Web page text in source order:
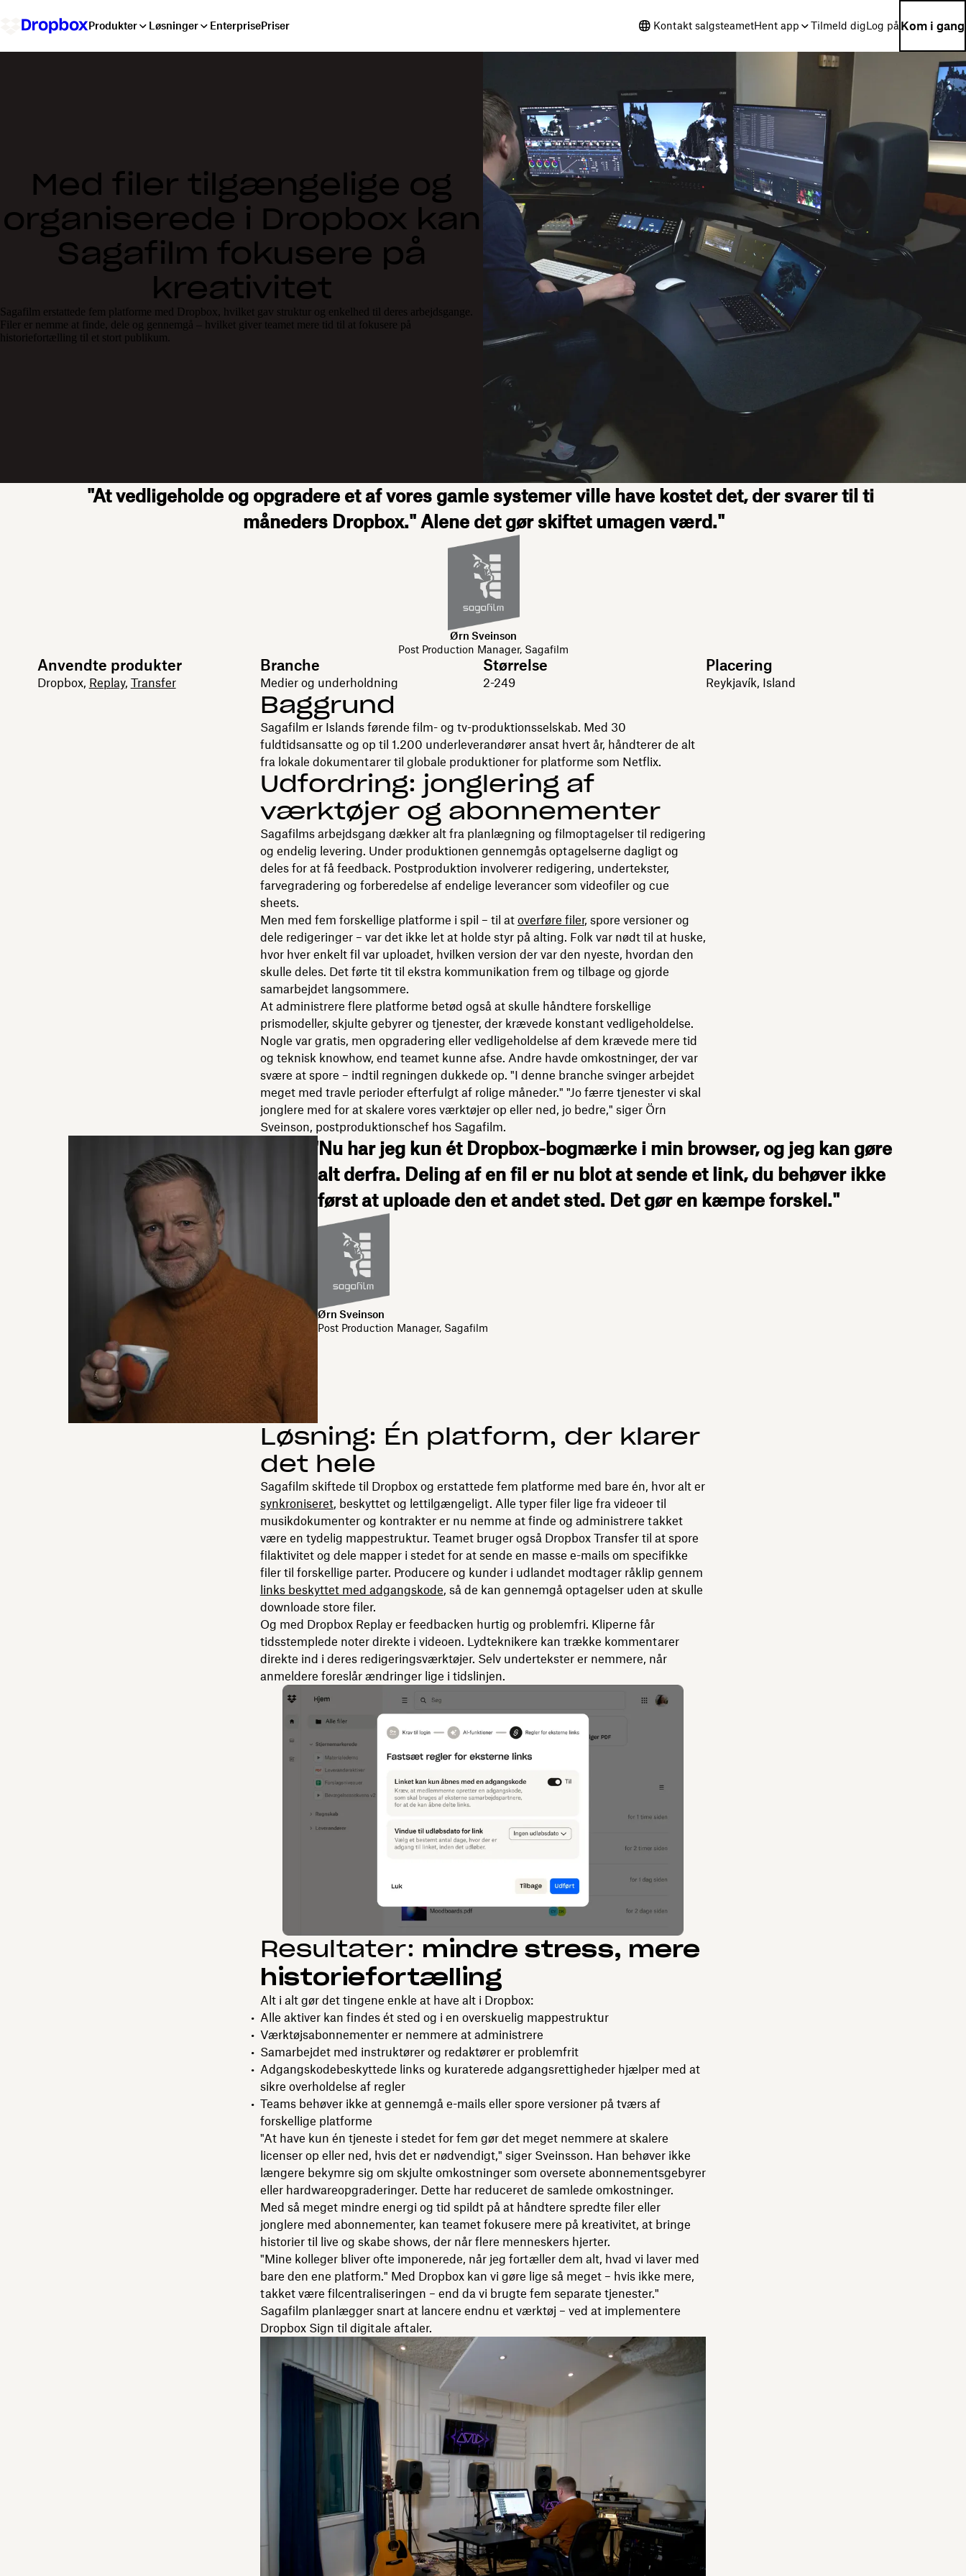
Produkter Løsninger EnterprisePriser Kontakt salgsteametHent app Tilmeld digLog på Kom i gang
Med filer tilgængelige og
organiserede i Dropbox kan
Sagafilm fokusere på
kreativitet
Sagafilm erstattede fem platforme med Dropbox, hvilket gav struktur og enkelhed til deres arbejdsgange.
Filer er nemme at finde, dele og gennemgå – hvilket giver teamet mere tid til at fokusere på
historiefortælling til et stort publikum.
"At vedligeholde og opgradere et af vores gamle systemer ville have kostet det, der svarer til ti
måneders Dropbox." Alene det gør skiftet umagen værd."
Ørn Sveinson
Post Production Manager, Sagafilm
Anvendte produkter
Dropbox, Replay, Transfer
Branche
Medier og underholdning
Størrelse
2-249
Placering
Reykjavík, Island
Baggrund
Sagafilm er Islands førende film- og tv-produktionsselskab. Med 30
fuldtidsansatte og op til 1.200 underleverandører ansat hvert år, håndterer de alt
fra lokale dokumentarer til globale produktioner for platforme som Netflix.
Udfordring: jonglering af
værktøjer og abonnementer
Sagafilms arbejdsgang dækker alt fra planlægning og filmoptagelser til redigering
og endelig levering. Under produktionen gennemgås optagelserne dagligt og
deles for at få feedback. Postproduktion involverer redigering, undertekster,
farvegradering og forberedelse af endelige leverancer som videofiler og cue
sheets.
Men med fem forskellige platforme i spil – til at overføre filer, spore versioner og
dele redigeringer – var det ikke let at holde styr på alting. Folk var nødt til at huske,
hvor hver enkelt fil var uploadet, hvilken version der var den nyeste, hvordan den
skulle deles. Det førte tit til ekstra kommunikation frem og tilbage og gjorde
samarbejdet langsommere.
At administrere flere platforme betød også at skulle håndtere forskellige
prismodeller, skjulte gebyrer og tjenester, der krævede konstant vedligeholdelse.
Nogle var gratis, men opgradering eller vedligeholdelse af dem krævede mere tid
og teknisk knowhow, end teamet kunne afse. Andre havde omkostninger, der var
svære at spore – indtil regningen dukkede op. "I denne branche svinger arbejdet
meget med travle perioder efterfulgt af rolige måneder." "Jo færre tjenester vi skal
jonglere med for at skalere vores værktøjer op eller ned, jo bedre," siger Örn
Sveinson, postproduktionschef hos Sagafilm.
"Nu har jeg kun ét Dropbox-bogmærke i min browser, og jeg kan gøre
alt derfra. Deling af en fil er nu blot at sende et link, du behøver ikke
først at uploade den et andet sted. Det gør en kæmpe forskel."
Ørn Sveinson
Post Production Manager, Sagafilm
Løsning: Én platform, der klarer
det hele
Sagafilm skiftede til Dropbox og erstattede fem platforme med bare én, hvor alt er
synkroniseret, beskyttet og lettilgængeligt. Alle typer filer lige fra videoer til
musikdokumenter og kontrakter er nu nemme at finde og administrere takket
være en tydelig mappestruktur. Teamet bruger også Dropbox Transfer til at spore
filaktivitet og dele mapper i stedet for at sende en masse e-mails om specifikke
filer til forskellige parter. Producere og kunder i udlandet modtager råklip gennem
links beskyttet med adgangskode, så de kan gennemgå optagelser uden at skulle
downloade store filer.
Og med Dropbox Replay er feedbacken hurtig og problemfri. Kliperne får
tidsstemplede noter direkte i videoen. Lydteknikere kan trække kommentarer
direkte ind i deres redigeringsværktøjer. Selv undertekster er nemmere, når
anmeldere foreslår ændringer lige i tidslinjen.
Resultater: mindre stress, mere
historiefortælling
Alt i alt gør det tingene enkle at have alt i Dropbox:
Alle aktiver kan findes ét sted og i en overskuelig mappestruktur
Værktøjsabonnementer er nemmere at administrere
Samarbejdet med instruktører og redaktører er problemfrit
Adgangskodebeskyttede links og kuraterede adgangsrettigheder hjælper med at
sikre overholdelse af regler
Teams behøver ikke at gennemgå e-mails eller spore versioner på tværs af
forskellige platforme
"At have kun én tjeneste i stedet for fem gør det meget nemmere at skalere
licenser op eller ned, hvis det er nødvendigt," siger Sveinsson. Han behøver ikke
længere bekymre sig om skjulte omkostninger som oversete abonnementsgebyrer
eller hardwareopgraderinger. Dette har reduceret de samlede omkostninger.
Med så meget mindre energi og tid spildt på at håndtere spredte filer eller
jonglere med abonnementer, kan teamet fokusere mere på kreativitet, at bringe
historier til live og skabe shows, der når flere menneskers hjerter.
"Mine kolleger bliver ofte imponerede, når jeg fortæller dem alt, hvad vi laver med
bare den ene platform." Med Dropbox kan vi gøre lige så meget – hvis ikke mere,
takket være filcentraliseringen – end da vi brugte fem separate tjenester."
Sagafilm planlægger snart at lancere endnu et værktøj – ved at implementere
Dropbox Sign til digitale aftaler.